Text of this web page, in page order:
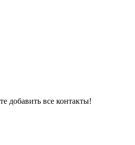
добавить все контакты!